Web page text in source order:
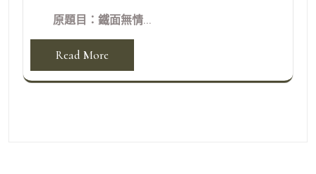
原題目：鐵面無情...
Read More